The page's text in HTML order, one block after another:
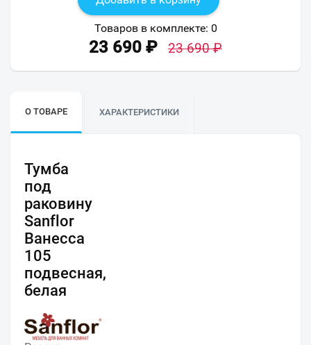
Товаров в комплекте: 0
23 690 ₽ 23 690₽
О ТОВАРЕ ХАРАКТЕРИСТИКИ
Тумба
под
раковину
Sanflor
Ванесса
105
подвесная,
белая